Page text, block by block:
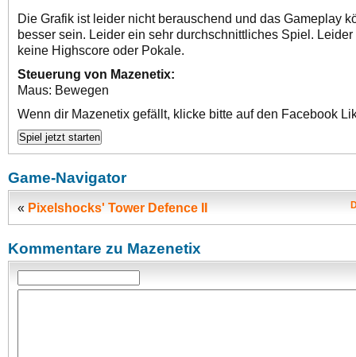
Die Grafik ist leider nicht berauschend und das Gameplay
besser sein. Leider ein sehr durchschnittliches Spiel.
keine Highscore oder Pokale.
Steuerung von Mazenetix:
Maus: Bewegen
Wenn dir Mazenetix gefällt, klicke bitte auf den Facebook
Game-Navigator
« Pixelshocks' Tower Defence II
Kommentare zu Mazenetix